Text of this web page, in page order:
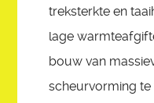
treksterkte en
lage
bouw van
scheurvorming